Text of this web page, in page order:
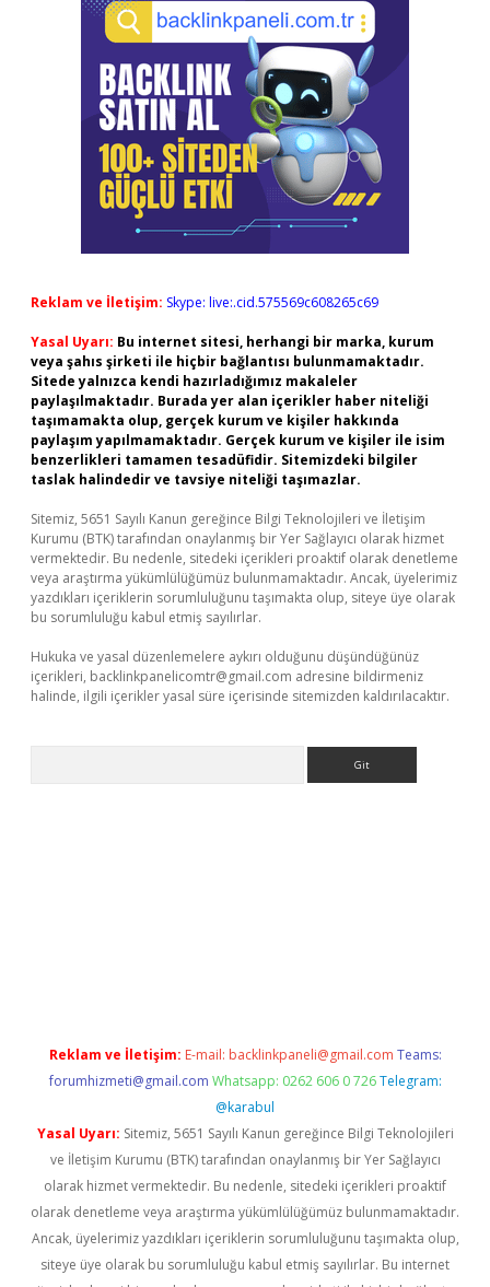
Reklam ve İletişim: Skype: live:.cid.575569c608265c69
Yasal Uyarı: Bu internet sitesi, herhangi bir marka, kurum
veya şahıs şirketi ile hiçbir bağlantısı bulunmamaktadır.
Sitede yalnızca kendi hazırladığımız makaleler
paylaşılmaktadır. Burada yer alan içerikler haber niteliği
taşımamakta olup, gerçek kurum ve kişiler hakkında
paylaşım yapılmamaktadır. Gerçek kurum ve kişiler ile isim
benzerlikleri tamamen tesadüfidir. Sitemizdeki bilgiler
taslak halindedir ve tavsiye niteliği taşımazlar.
Sitemiz, 5651 Sayılı Kanun gereğince Bilgi Teknolojileri ve İletişim
Kurumu (BTK) tarafından onaylanmış bir Yer Sağlayıcı olarak hizmet
vermektedir. Bu nedenle, sitedeki içerikleri proaktif olarak denetleme
veya araştırma yükümlülüğümüz bulunmamaktadır. Ancak, üyelerimiz
yazdıkları içeriklerin sorumluluğunu taşımakta olup, siteye üye olarak
bu sorumluluğu kabul etmiş sayılırlar.
Hukuka ve yasal düzenlemelere aykırı olduğunu düşündüğünüz
içerikleri, backlinkpanelicomtr@gmail.com adresine bildirmeniz
halinde, ilgili içerikler yasal süre içerisinde sitemizden kaldırılacaktır.
Reklam ve İletişim: E-mail: backlinkpaneli@gmail.com Teams:
forumhizmeti@gmail.com Whatsapp: 0262 606 0 726 Telegram:
@karabul
Yasal Uyarı: Sitemiz, 5651 Sayılı Kanun gereğince Bilgi Teknolojileri
ve İletişim Kurumu (BTK) tarafından onaylanmış bir Yer Sağlayıcı
olarak hizmet vermektedir. Bu nedenle, sitedeki içerikleri proaktif
olarak denetleme veya araştırma yükümlülüğümüz bulunmamaktadır.
Ancak, üyelerimiz yazdıkları içeriklerin sorumluluğunu taşımakta olup,
siteye üye olarak bu sorumluluğu kabul etmiş sayılırlar. Bu internet